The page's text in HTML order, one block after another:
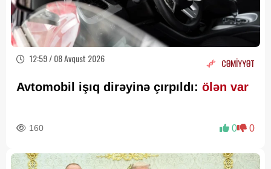
12:59 / 08 Avqust 2026 CƏMİYYƏT
Avtomobil işıq dirəyinə çırpıldı: ölən var
160 0 0